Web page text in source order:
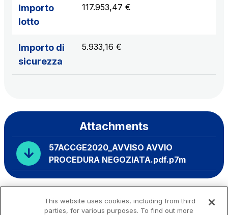
Importo
lotto
117.953,47 €
Importo di
sicurezza
5.933,16 €
Attachments
57ACCGE2020_AVVISO AVVIO
PROCEDURA NEGOZIATA.pdf.p7m
This website uses cookies, including from third
parties, for various purposes. To find out more